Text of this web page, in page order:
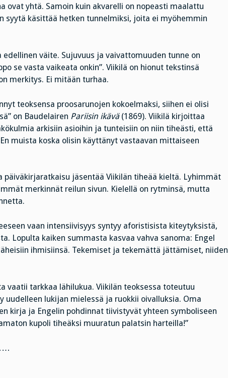
ovat yhtä. Samoin kuin akvarelli on nopeasti maalattu
syytä käsittää hetken tunnelmiksi, joita ei myöhemmin
väite. Sujuvuus ja vaivattomuuden tunne on
se vasta vaikeata onkin”. Viikilä on hionut tekstinsä
merkitys. Ei mitään turhaa.
teoksensa proosarunojen kokoelmaksi, siihen ei olisi
on Baudelairen Pariisin ikävä(1869). Viikilä kirjoittaa
arkisiin asioihin ja tunteisiin on niin tiheästi, että
muista koska olisin käyttänyt vastaavan mittaiseen
päiväkirjaratkaisu jäsentää Viikilän tiheää kieltä. Lyhimmät
merkinnät reilun sivun. Kielellä on rytminsä, mutta
vaan intensiivisyys syntyy aforistisista kiteytyksistä,
Lopulta kaiken summasta kasvaa vahva sanoma: Engel
ihmisiinsä. Tekemiset ja tekemättä jättämiset, niiden
vaatii tarkkaa lähilukua. Viikilän teoksessa toteutuu
lukijan mielessä ja ruokkii oivalluksia. Oma
kirja ja Engelin pohdinnat tiivistyvät yhteen symboliseen
kupoli tiheäksi muuratun palatsin harteilla!”